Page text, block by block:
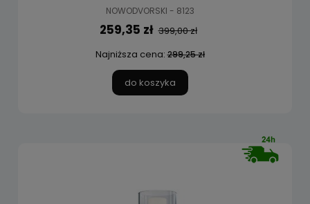
NOWODVORSKI - 8123
259,35 zł 399,00 zł
Najniższa cena:299,25 zł
do koszyka